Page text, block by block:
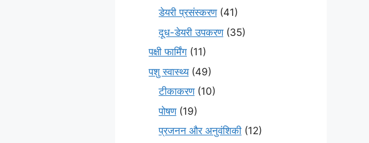
डेयरी प्रसंस्करण(41)
दूध-डेयरी उपकरण(35)
पक्षी फार्मिंग (11)
पशु स्वास्थ्य(49)
टीकाकरण(10)
पोषण(19)
प्रजनन और अनुवंशिकी (12)